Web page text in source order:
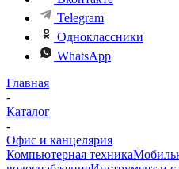
Telegram
Одноклассники
WhatsApp
Главная
-
Каталог
-
Офис и канцелярия
Компьютерная техника